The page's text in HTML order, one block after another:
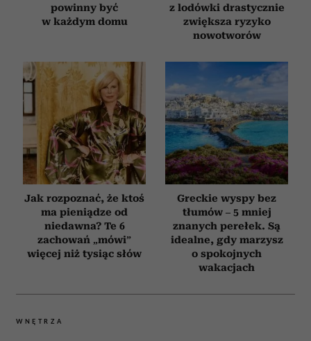
powinny być
w każdym domu
z lodówki drastycznie
zwiększa ryzyko
nowotworów
Jak rozpoznać, że ktoś
ma pieniądze od
niedawna? Te 6
zachowań „mówi”
więcej niż tysiąc słów
Greckie wyspy bez
tłumów – 5 mniej
znanych perełek. Są
idealne, gdy marzysz
o spokojnych
wakacjach
WNĘTRZA